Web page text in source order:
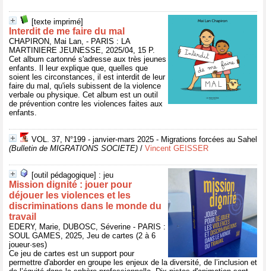
[texte imprimé]
Interdit de me faire du mal
CHAPIRON, Mai Lan, - PARIS : LA
MARTINIERE JEUNESSE, 2025/04, 15 P.
Cet album cartonné s'adresse aux très jeunes
enfants. Il leur explique que, quelles que
soient les circonstances, il est interdit de leur
faire du mal, qu'iels subissent de la violence
verbale ou physique. Cet album est un outil
de prévention contre les violences faites aux
enfants.
VOL. 37, N°199 - janvier-mars 2025 - Migrations forcées au Sahel
(Bulletin de MIGRATIONS SOCIETE) / Vincent GEISSER
[outil pédagogique] : jeu
Mission dignité : jouer pour
déjouer les violences et les
discriminations dans le monde du
travail
EDERY, Marie, DUBOSC, Séverine - PARIS :
SOUL GAMES, 2025, Jeu de cartes (2 à 6
joueur·ses)
Ce jeu de cartes est un support pour
permettre d'aborder en groupe les enjeux de la diversité, de l’inclusion et